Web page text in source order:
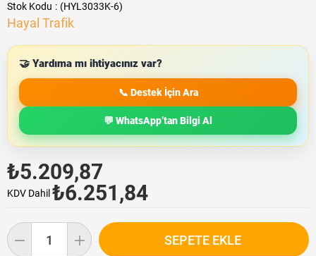
Stok Kodu (HYL3033K-6)
Hayal Trafik
🤝 Yardıma mı ihtiyacınız var?
📞 Destek İçin Ara
💬 WhatsApp’tan Bilgi Al
₺5.209,87
KDV Dahil ₺6.251,84